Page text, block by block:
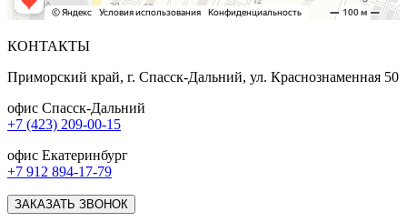
КОНТАКТЫ
Приморский край, г. Спасск-Дальний, ул. Краснознаменная 50
офис Спасск-Дальний
+7 (423) 209-00-15
офис Екатеринбург
+7 912 894-17-79
ЗАКАЗАТЬ ЗВОНОК